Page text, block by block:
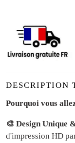
DESCRIPTION
Pourquoi vous
🎨 Design Unique
d'impression HD